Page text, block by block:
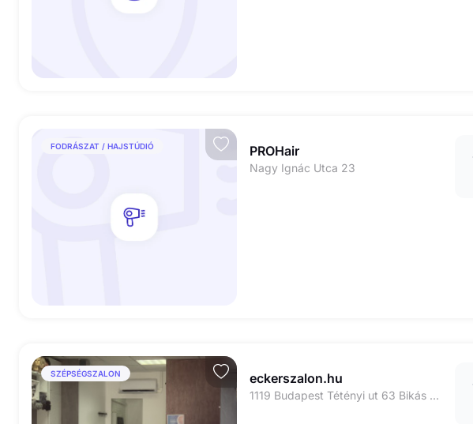
FODRÁSZAT / HAJSTÚDIÓ PROHair
Nagy Ignác Utca 23
SZÉPSÉGSZALON eckerszalon.hu
1119 Budapest Tétényi ut 63 Bikás Park